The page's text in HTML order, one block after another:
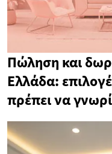
Πώληση και
Ελλάδα:
πρέπει να